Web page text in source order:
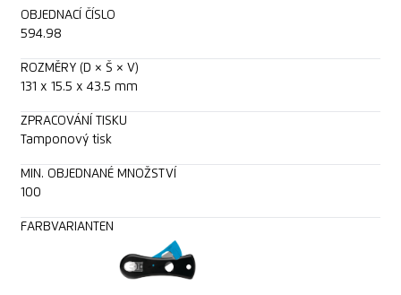
OBJEDNACÍ ČÍSLO
594.98
ROZMĚRY (D × Š × V)
131 x 15.5 x 43.5 mm
ZPRACOVÁNÍ TISKU
Tamponový tisk
MIN. OBJEDNANÉ MNOŽSTVÍ
100
FARBVARIANTEN